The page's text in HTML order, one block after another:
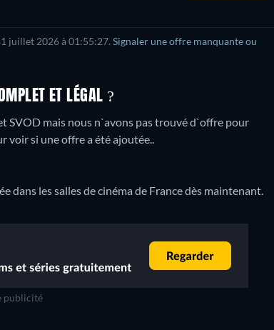
juillet 2026 à 01:55:27. Signaler une offre manquante ou
ET LÉGAL ?
SVOD mais nous n`avons pas trouvé d`offre pour
voir si une offre a été ajoutée..
dans les salles de cinéma de France dès maintenant.
publicité